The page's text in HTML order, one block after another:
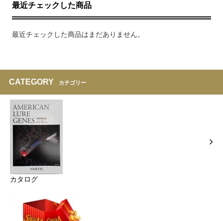
最近チェックした商品
最近チェックした商品はまだありません。
CATEGORY カテゴリー
カタログ